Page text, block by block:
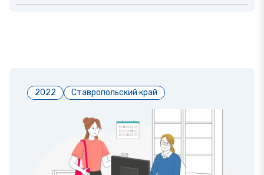
2022 Ставропольский край